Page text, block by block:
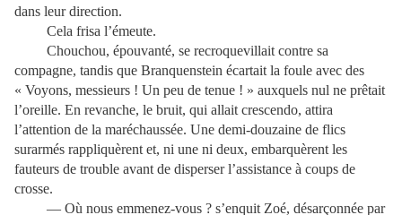
dans leur direction.
Cela frisa l’émeute.
Chouchou, épouvanté, se recroquevillait contre sa
compagne, tandis que Branquenstein écartait la foule avec des
« Voyons, messieurs ! Un peu de tenue ! » auxquels nul ne prêtait
l’oreille. En revanche, le bruit, qui allait crescendo, attira
l’attention de la maréchaussée. Une demi-douzaine de flics
surarmés rappliquèrent et, ni une ni deux, embarquèrent les
fauteurs de trouble avant de disperser l’assistance à coups de
crosse.
— Où nous emmenez-vous ? s’enquit Zoé, désarçonnée par